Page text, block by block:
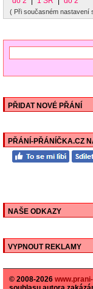
( Při současném nastavení
PŘIDAT NOVÉ PŘÁNÍ
PŘÁNÍ-PŘÁNÍČKA.CZ
NAŠE ODKAZY
VYPNOUT REKLAMY
© 2008-2026